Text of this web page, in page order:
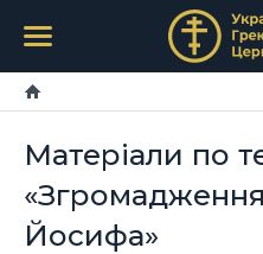
Матеріали по
Йосифа»